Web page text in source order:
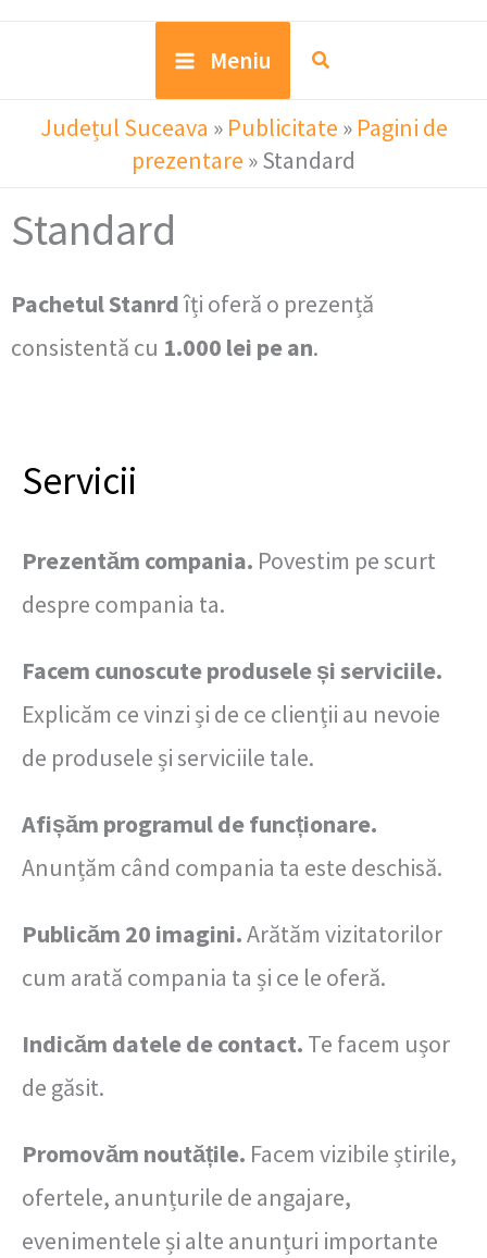
Meniu
Județul Suceava » Publicitate » Pagini de
prezentare »Standard
Standard
Pachetul Stanrdîți oferă o prezență
consistentă cu 1.000 lei pe an.
Servicii
Prezentăm compania. Povestim pe scurt
despre compania ta.
Facem cunoscute produsele și serviciile.
Explicăm ce vinzi și de ce clienții au nevoie
de produsele și serviciile tale.
Afișăm programul de funcționare.
Anunțăm când compania ta este deschisă.
Publicăm 20 imagini.Arătăm vizitatorilor
cum arată compania ta și ce le oferă.
Indicăm datele de contact. Te facem ușor
de găsit.
Promovăm noutățile. Facem vizibile știrile,
ofertele, anunțurile de angajare,
evenimentele și alte anunțuri importante